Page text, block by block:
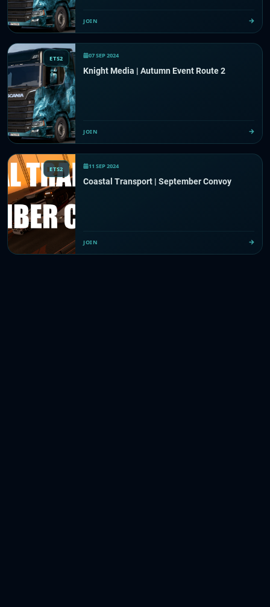
JOIN
ETS2 07 SEP 2024
Knight Media | Autumn Event Route 2
JOIN
ETS2 11 SEP 2024
Coastal Transport | September Convoy
JOIN